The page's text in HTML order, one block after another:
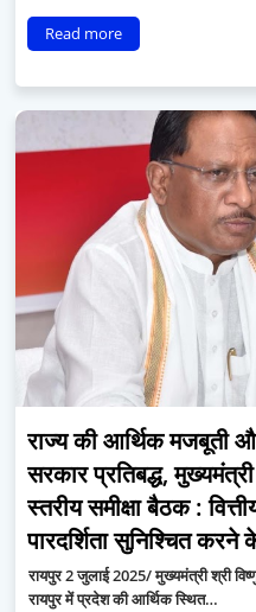
Read more
राज्य की आर्थिक मजबूती
सरकार प्रतिबद्ध,
स्तरीय समीक्षा बैठक :
पारदर्शिता सुनिश्चित करने
रायपुर 2 जुलाई 2025/ मुख्यमंत्री श्री
रायपुर में प्रदेश की आर्थिक स्थित…